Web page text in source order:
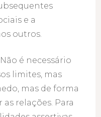
e a
outros.
Não é necessário
limites, mas
mas de forma
relações. Para